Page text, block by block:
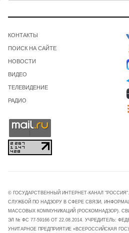
КОНТАКТЫ
ПОИСК НА САЙТЕ
НОВОСТИ
ВИДЕО
ТЕЛЕВИДЕНИЕ
РАДИО
© ГОСУДАРСТВЕННЫЙ ИНТЕРНЕТ-КАНАЛ
СЛУЖБОЙ ПО НАДЗОРУ В СФЕРЕ СВЯЗИ,
МАССОВЫХ КОММУНИКАЦИЙ (РОСКОМНАДЗОР).
ЭЛ № ФС 77-59166 ОТ 22.08.2014. УЧРЕДИТЕЛЬ:
УНИТАРНОЕ ПРЕДПРИЯТИЕ «ВСЕРОССИЙСКАЯ